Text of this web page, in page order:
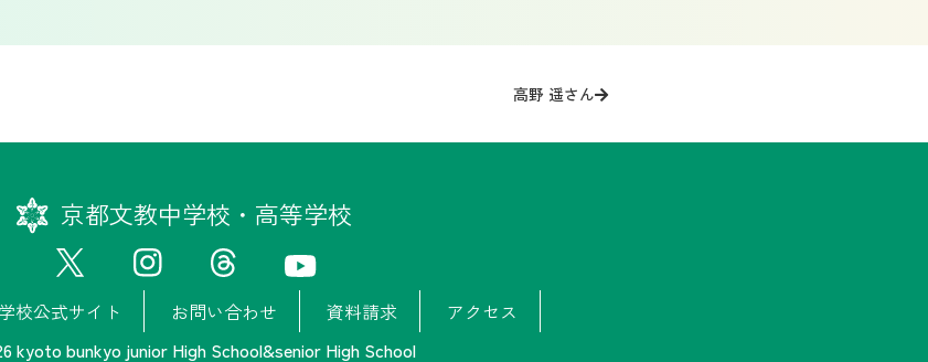
高野 遥さん
京都文教中学校・高等学校
校公式サイト お問い合わせ 資料請求
アクセス
kyoto bunkyo junior High School&senior High School